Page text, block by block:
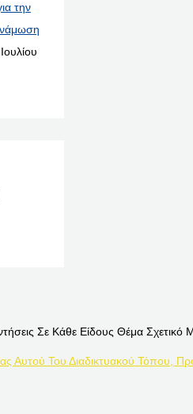
την
Σε Κάθε Είδους Θέμα
Αυτού Του Διαδικτυακού Τόπου,